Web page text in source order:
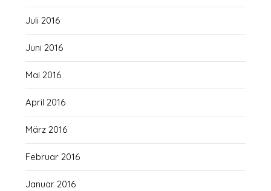
Juli 2016
Juni 2016
Mai 2016
April 2016
März 2016
Februar 2016
Januar 2016